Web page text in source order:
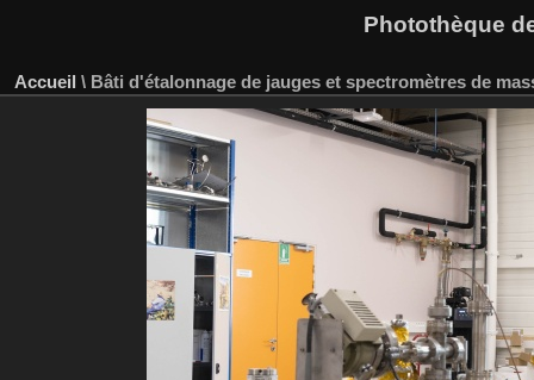
Photothèque
Accueil \ Bâti d'étalonnage de jauges et spectromètres de